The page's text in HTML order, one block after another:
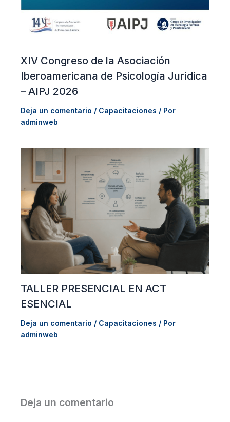
XIV Congreso de la Asociación
Iberoamericana de Psicología Jurídica
– AIPJ 2026
Deja un comentario / Capacitaciones / Por
adminweb
TALLER PRESENCIAL EN ACT
ESENCIAL
Deja un comentario / Capacitaciones / Por
adminweb
Deja un comentario